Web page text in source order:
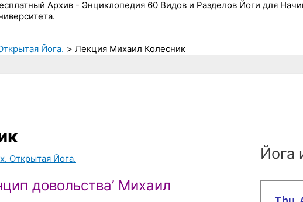
Архив - Энциклопедия 60 Видов и Разделов Йоги для
Йога. Лекция Михаил Колесник
Открытая Йога.
довольства’ Михаил
Йога